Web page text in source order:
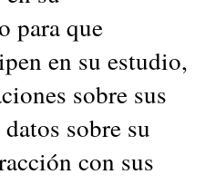
para que
en su estudio,
sobre sus
sobre su
con sus